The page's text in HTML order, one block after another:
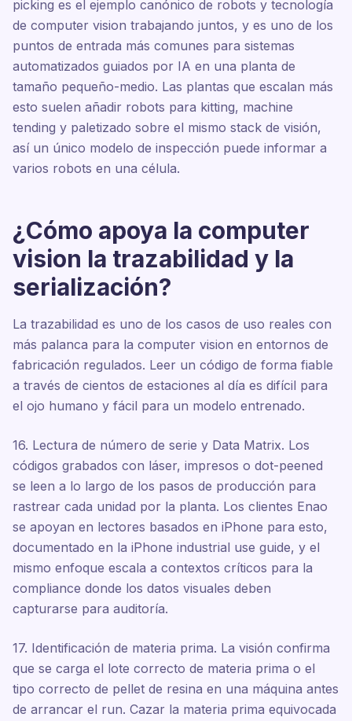
picking es el ejemplo canónico de robots y tecnología
de computer vision trabajando juntos, y es uno de los
puntos de entrada más comunes para sistemas
automatizados guiados por IA en una planta de
tamaño pequeño-medio. Las plantas que escalan más
esto suelen añadir robots para kitting, machine
tending y paletizado sobre el mismo stack de visión,
así un único modelo de inspección puede informar a
varios robots en una célula.
¿Cómo apoya la computer
vision la trazabilidad y la
serialización?
La trazabilidad es uno de los casos de uso reales con
más palanca para la computer vision en entornos de
fabricación regulados. Leer un código de forma fiable
a través de cientos de estaciones al día es difícil para
el ojo humano y fácil para un modelo entrenado.
16. Lectura de número de serie y Data Matrix. Los
códigos grabados con láser, impresos o dot-peened
se leen a lo largo de los pasos de producción para
rastrear cada unidad por la planta. Los clientes Enao
se apoyan en lectores basados en iPhone para esto,
documentado en la iPhone industrial use guide, y el
mismo enfoque escala a contextos críticos para la
compliance donde los datos visuales deben
capturarse para auditoría.
17. Identificación de materia prima. La visión confirma
que se carga el lote correcto de materia prima o el
tipo correcto de pellet de resina en una máquina antes
de arrancar el run. Cazar la materia prima equivocada